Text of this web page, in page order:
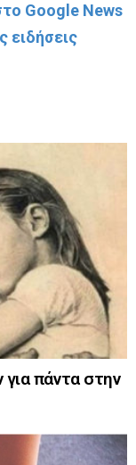
Google News
ειδήσεις
για πάντα στην